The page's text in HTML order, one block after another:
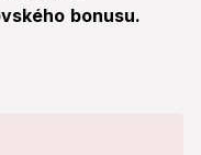
bonusu.